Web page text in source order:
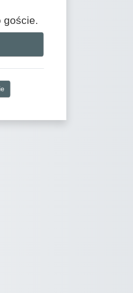
goście.